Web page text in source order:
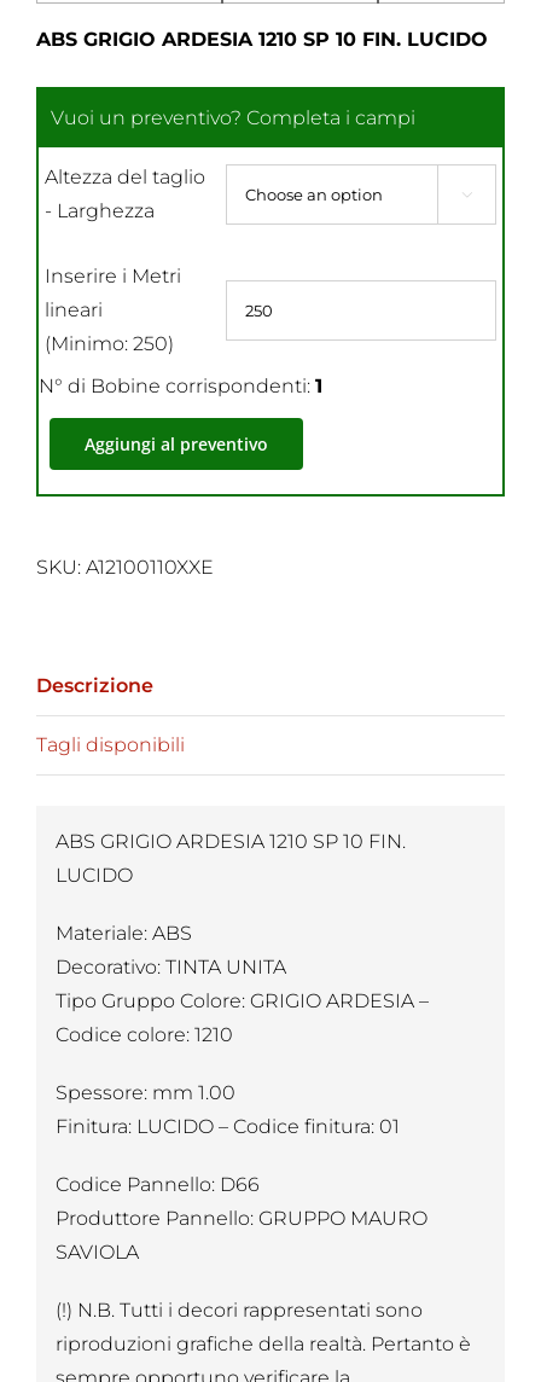
ABS GRIGIO ARDESIA 1210 SP 10 FIN. LUCIDO
Altezza del taglio
- Larghezza

Inserire i Metri
lineari
(Minimo: 250)
N° di Bobine corrispondenti: 1
Aggiungi al preventivo
SKU: A12100110XXE
Descrizione
Tagli disponibili
ABS GRIGIO ARDESIA 1210 SP 10 FIN.
LUCIDO
Materiale: ABS
Decorativo: TINTA UNITA
Tipo Gruppo Colore: GRIGIO ARDESIA –
Codice colore: 1210
Spessore: mm 1.00
Finitura: LUCIDO – Codice finitura: 01
Codice Pannello: D66
Produttore Pannello: GRUPPO MAURO
SAVIOLA
(!) N.B. Tutti i decori rappresentati sono
riproduzioni grafiche della realtà. Pertanto è